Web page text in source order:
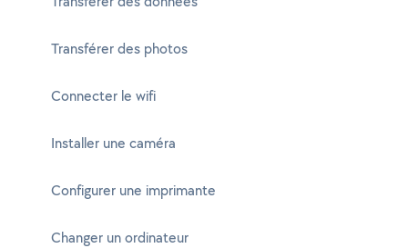
Transférer des photos
Connecter le wifi
Installer une caméra
Configurer une imprimante
Changer un ordinateur